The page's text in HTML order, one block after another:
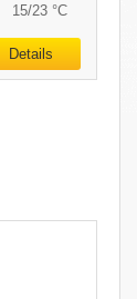
15/23 °C
Details